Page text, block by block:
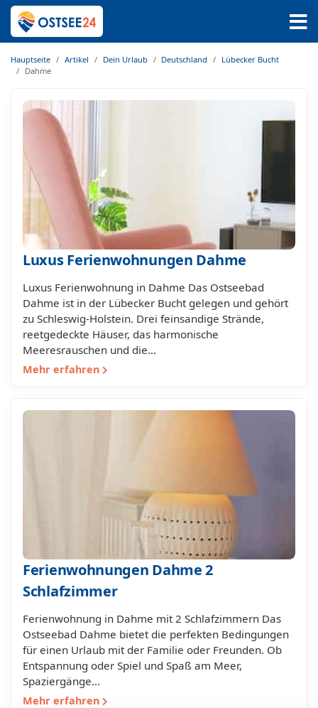
Hauptseite Artikel Dein Urlaub Deutschland
Lübecker Bucht
Dahme
Luxus Ferienwohnungen Dahme
Luxus Ferienwohnung in Dahme Das Ostseebad
Dahme ist in der Lübecker Bucht gelegen und gehört
zu Schleswig-Holstein. Drei feinsandige Strände,
reetgedeckte Häuser, das harmonische
Meeresrauschen und die…
Mehr erfahren
Ferienwohnungen Dahme 2
Schlafzimmer
Ferienwohnung in Dahme mit 2 Schlafzimmern Das
Ostseebad Dahme bietet die perfekten Bedingungen
für einen Urlaub mit der Familie oder Freunden. Ob
Entspannung oder Spiel und Spaß am Meer,
Spaziergänge…
Mehr erfahren